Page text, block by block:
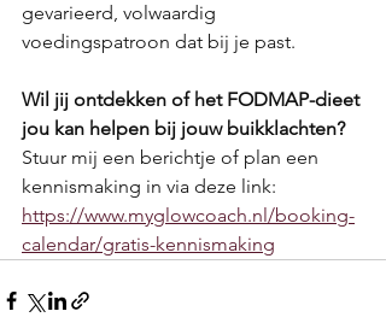
gevarieerd, volwaardig
voedingspatroon dat bij je past.
Wil jij ontdekken of het FODMAP-dieet
jou kan helpen bij jouw buikklachten?
Stuur mij een berichtje of plan een
kennismaking in via deze link:
https://www.myglowcoach.nl/booking-
calendar/gratis-kennismaking